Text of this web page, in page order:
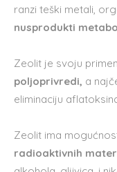
ranzi teški metali,
nusprodukti
Zeolit je svoju
poljoprivredi, a
eliminaciju
Zeolit ima
radioaktivnih